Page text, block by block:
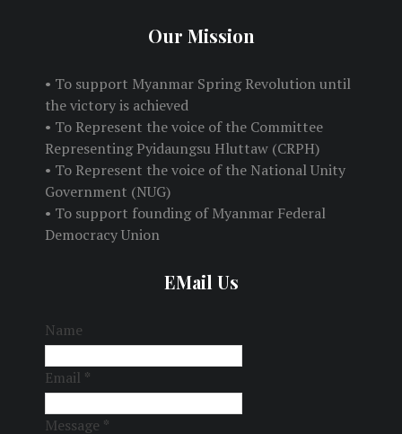
Our Mission
• To support Myanmar Spring Revolution until
the victory is achieved
• To Represent the voice of the Committee
Representing Pyidaungsu Hluttaw (CRPH)
• To Represent the voice of the National Unity
Government (NUG)
• To support founding of Myanmar Federal
Democracy Union
EMail Us
Name
Email *
Message *